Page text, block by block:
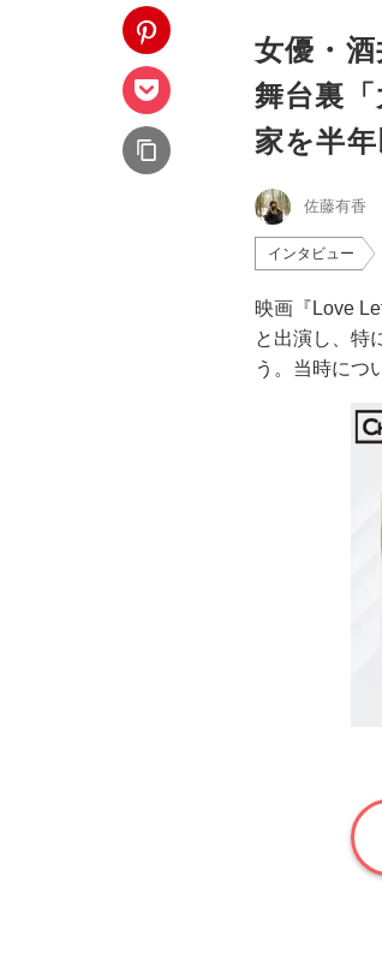
女優・
舞台裏
家を半
佐藤有香
インタビュー
映画『Love
と出演し、特
う。当時につ